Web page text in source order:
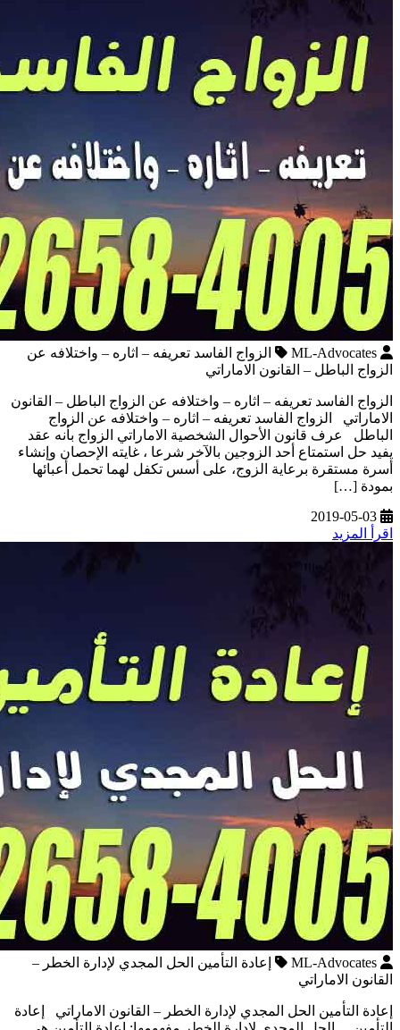
ML-Advocates
الزواج الفاسد تعريفه – اثاره – واختلافه عن
الزواج الباطل – القانون الاماراتي
الزواج الفاسد تعريفه – اثاره – واختلافه عن الزواج الباطل – القانون
الاماراتي الزواج الفاسد تعريفه – اثاره – واختلافه عن الزواج
الباطل عرف قانون الأحوال الشخصية الاماراتي الزواج بأنه عقد
يفيد حل استمتاع أحد الزوجين بالآخر شرعا ، غايته الإحصان وإنشاء
أسرة مستقرة برعاية الزوج، على أسس تكفل لهما تحمل أعبائها
بمودة […]
2019-05-03
اقرأ المزيد
ML-Advocates
إعادة التأمين الحل المجدي لإدارة الخطر –
القانون الاماراتي
إعادة التأمين الحل المجدي لإدارة الخطر – القانون الاماراتي إعادة